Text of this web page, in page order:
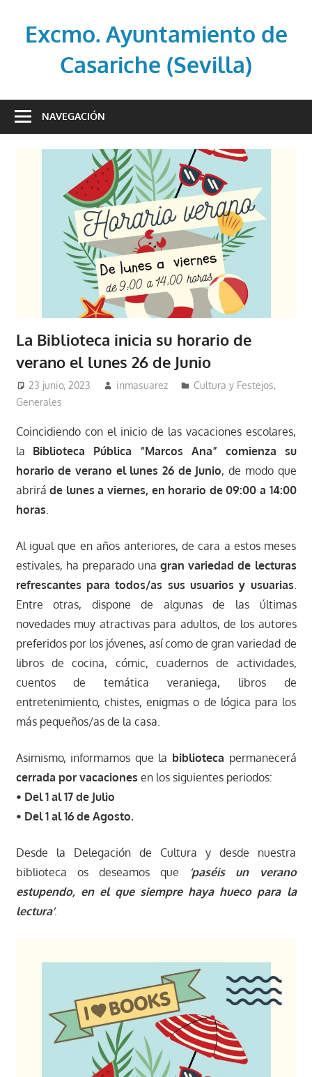
contenidoExcmo. Ayuntamiento de
Casariche (Sevilla)
oficial
Ayuntamiento
NAVEGACIÓN
La Biblioteca inicia su horario de
verano el lunes 26 de Junio
23 junio, 2023 inmasuarez Cultura y Festejos,
Generales
Coincidiendo con el inicio de las vacaciones escolares,
la Biblioteca Pública “Marcos Ana” comienza su
horario de verano el lunes 26 de Junio, de modo que
abriráde lunes a viernes, en horario de 09:00 a 14:00
horas.
Al igual que en años anteriores, de cara a estos meses
estivales, ha preparado unagran variedad de lecturas
refrescantes para todos/as sus usuarios y usuarias.
Entre otras, dispone de algunas de las últimas
novedades muy atractivas para adultos, de los autores
preferidos por los jóvenes, así como de gran variedad de
libros de cocina, cómic, cuadernos de actividades,
cuentos de temática veraniega, libros de
entretenimiento, chistes, enigmas o de lógica para los
más pequeños/as de la casa.
Asimismo, informamos que la biblioteca permanecerá
cerrada por vacaciones en los siguientes periodos:
• Del 1 al 17 de Julio
• Del 1 al 16 de Agosto.
Desde la Delegación de Cultura y desde nuestra
biblioteca os deseamos que ‘paséis un verano
estupendo, en el que siempre haya hueco para la
lectura’.